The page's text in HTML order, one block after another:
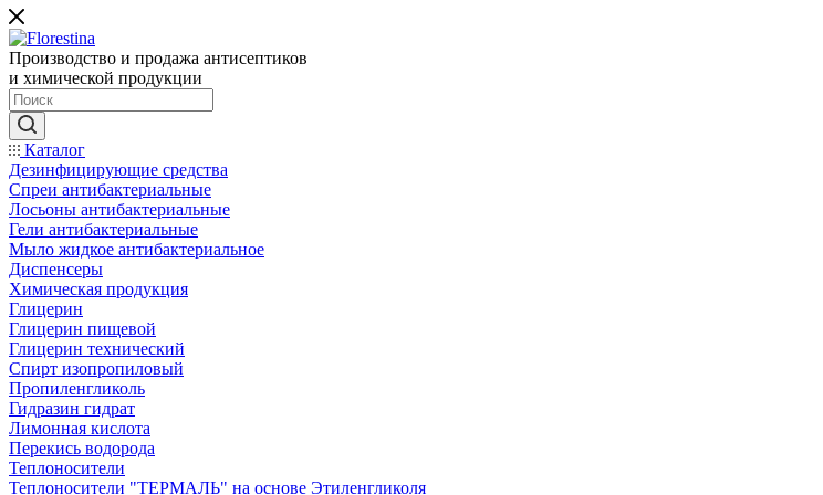
Производство и продажа антисептиков
и химической продукции
Каталог
Дезинфицирующие средства
Спреи антибактериальные
Лосьоны антибактериальные
Гели антибактериальные
Мыло жидкое антибактериальное
Диспенсеры
Химическая продукция
Глицерин
Глицерин пищевой
Глицерин технический
Спирт изопропиловый
Пропиленгликоль
Гидразин гидрат
Лимонная кислота
Перекись водорода
Теплоносители
Теплоносители "ТЕРМАЛЬ" на основе Этиленгликоля